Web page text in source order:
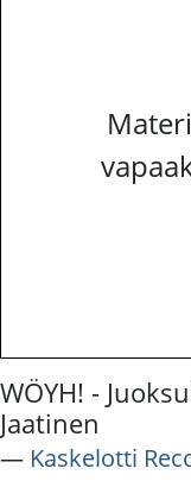
WÖYH! -
Jaatinen
― Kaskelotti